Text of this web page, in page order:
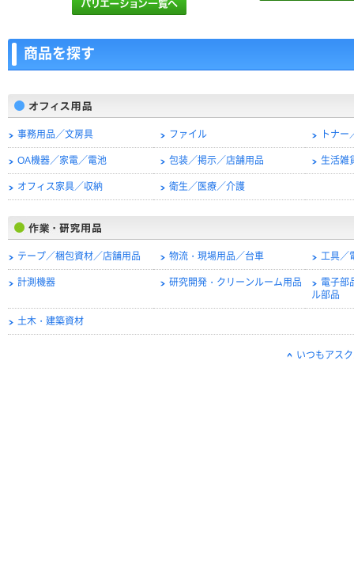
商品を探す
事務用品／文房具 ファイル トナ
OA機器／家電／電池 包装／掲示／店舗用品 生活雑
オフィス家具／収納 衛生／医療／介護
テープ／梱包資材／店舗用品 物流・現場用品／台車 工具／
計測機器 研究開発・クリーンルーム用品
電子部
ル部品
土木・建築資材
いつもアス